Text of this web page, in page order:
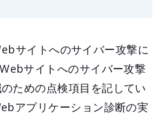
サイトへのサイバー攻撃に
サイトへのサイバー攻撃
ための点検項目を記してい
アプリケーション診断の実